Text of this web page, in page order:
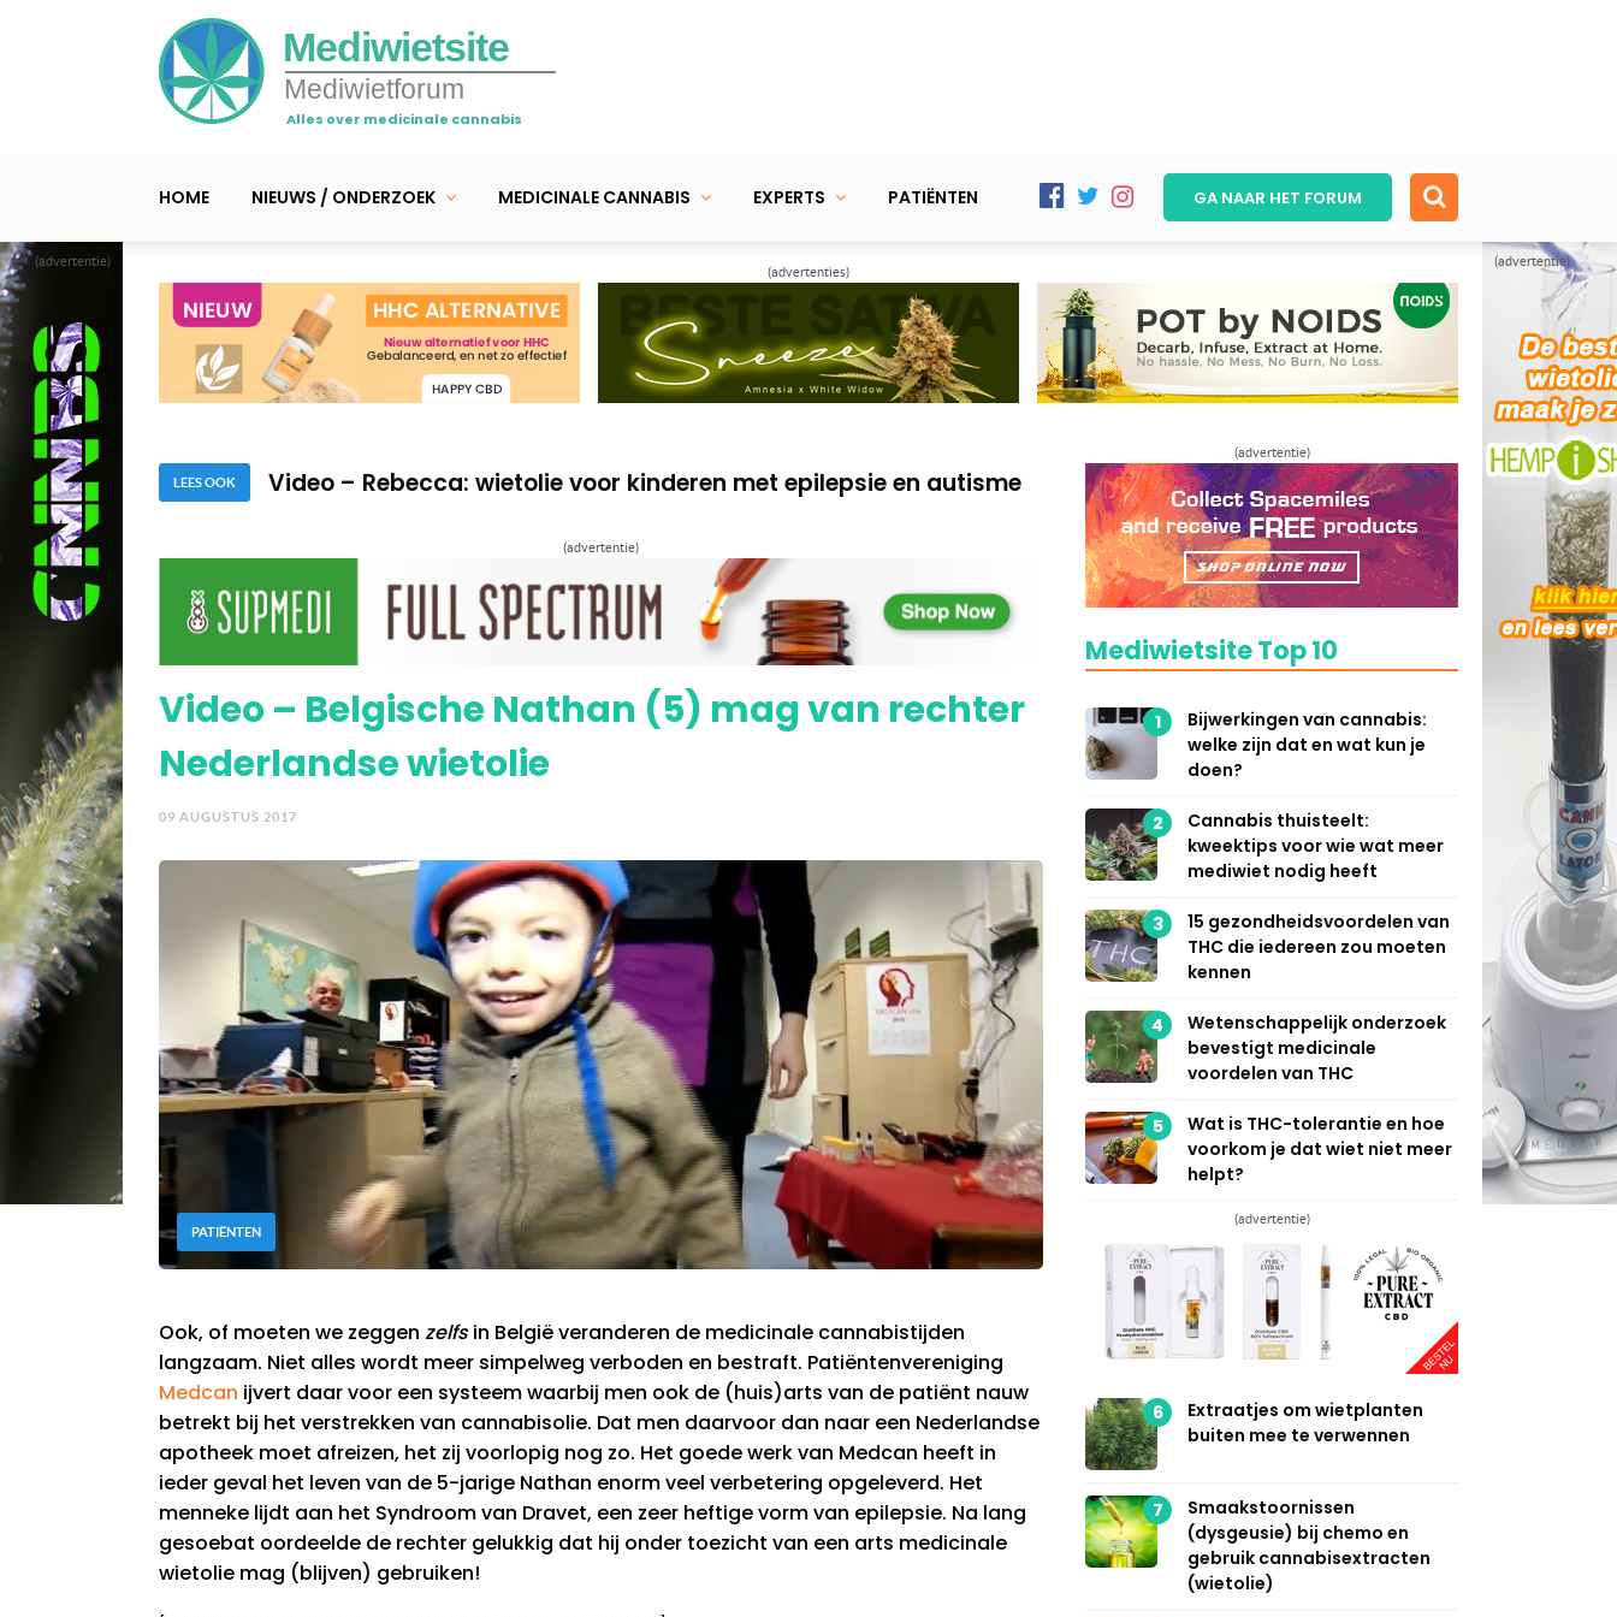
(advertentie) (advertentie)
Mediwietsite
Mediwietforum
Alles over medicinale cannabis
HOME NIEUWS / ONDERZOEK MEDICINALE CANNABIS EXPERTS PATIËNTEN GA NAAR HET FORUM
(advertenties)
LEES OOK
Video – Cannabis ‘hoop en genezing’ bij lymfeklierkanker
Video – Jonathan verdrijft depressie en angst met cannabis
Video – Jonathan verdrijft depressie en angst met cannabis
(advertentie)
Video – Belgische Nathan (5) mag van rechter
Nederlandse wietolie
09 AUGUSTUS 2017
PATIËNTEN
Ook, of moeten we zeggen zelfsin België veranderen de medicinale cannabistijden
langzaam. Niet alles wordt meer simpelweg verboden en bestraft. Patiëntenvereniging
Medcan ijvert daar voor een systeem waarbij men ook de (huis)arts van de patiënt nauw
betrekt bij het verstrekken van cannabisolie. Dat men daarvoor dan naar een Nederlandse
apotheek moet afreizen, het zij voorlopig nog zo. Het goede werk van Medcan heeft in
ieder geval het leven van de 5-jarige Nathan enorm veel verbetering opgeleverd. Het
menneke lijdt aan het Syndroom van Dravet, een zeer heftige vorm van epilepsie. Na lang
gesoebat oordeelde de rechter gelukkig dat hij onder toezicht van een arts medicinale
wietolie mag (blijven) gebruiken!
(advertentie)
Mediwietsite Top 10
1
Bijwerkingen van cannabis:
welke zijn dat en wat kun je
doen?
2
Cannabis thuisteelt:
kweektips voor wie wat meer
mediwiet nodig heeft
3
15 gezondheidsvoordelen van
THC die iedereen zou moeten
kennen
4
Wetenschappelijk onderzoek
bevestigt medicinale
voordelen van THC
5
Wat is THC-tolerantie en hoe
voorkom je dat wiet niet meer
helpt?
(advertentie)
6
Extraatjes om wietplanten
buiten mee te verwennen
7
Smaakstoornissen
(dysgeusie) bij chemo en
gebruik cannabisextracten
(wietolie)